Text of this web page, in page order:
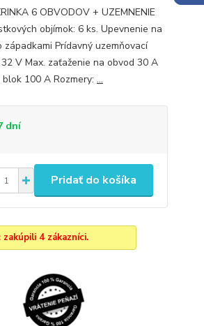
6 OBVODOV + UZEMNENIE
objímok: 6 ks. Upevnenie na
Prídavný uzemňovací
V Max. zaťaženie na obvod 30 A
100 A Rozmery: ...
dní
Pridať do košíka
4 zákazníci.